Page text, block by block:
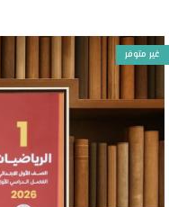
غير متوفر